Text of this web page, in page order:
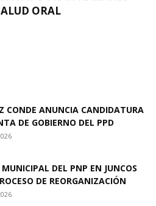
ORAL
CONDE ANUNCIA CANDIDATURA
DE GOBIERNO DEL PPD
DEL PNP EN JUNCOS
DE REORGANIZACIÓN